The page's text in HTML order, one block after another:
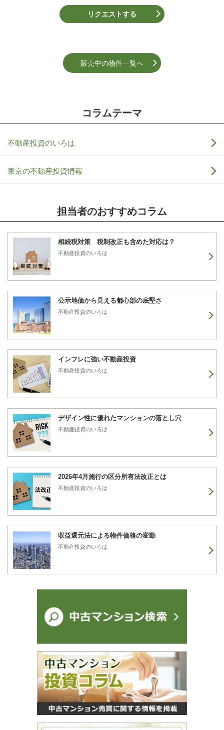
リクエストする
販売中の物件一覧へ
コラムテーマ
不動産投資のいろは
東京の不動産投資情報
担当者のおすすめコラム
相続税対策 税制改正も含めた対応は？
不動産投資のいろは
公示地価から見える都心部の底堅さ
不動産投資のいろは
インフレに強い不動産投資
不動産投資のいろは
デザイン性に優れたマンションの落とし穴
不動産投資のいろは
2026年4月施行の区分所有法改正とは
不動産投資のいろは
収益還元法による物件価格の変動
不動産投資のいろは